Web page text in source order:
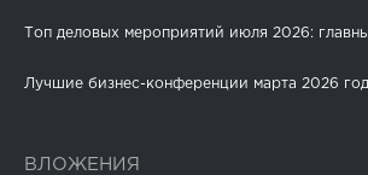
Топ деловых мероприятий июля 2026:
Лучшие бизнес-конференции марта 2026
ВЛОЖЕНИЯ